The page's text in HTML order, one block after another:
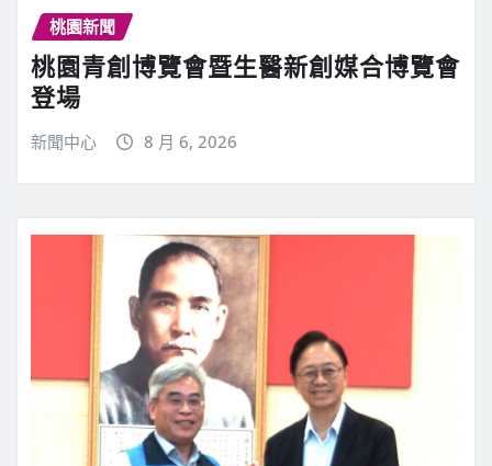
桃園新聞
桃園青創博覽會暨生醫新創媒合博覽會
登場
新聞中心 8 月 6, 2026